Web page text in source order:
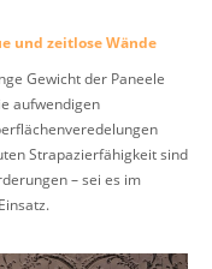
und zeitlose Wände
Gewicht der Paneele
aufwendigen
Strapazierfähigkeit sind
– sei es im